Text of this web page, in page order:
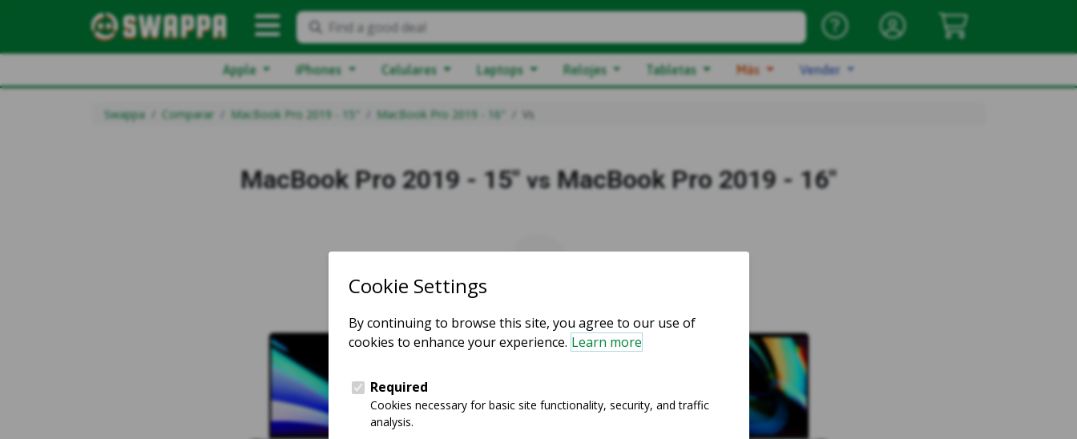
Find a good deal
Apple iPhones Celulares Laptops Relojes Tabletas Más Vender
Swappa Comparar MacBook Pro 2019 - 15" MacBook Pro 2019 - 16" Vs
MacBook Pro 2019 - 15" vs MacBook Pro 2019 - 16"
vs